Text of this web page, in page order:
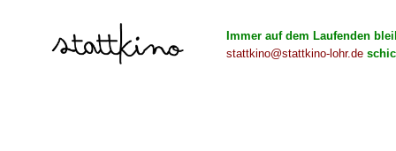
Immer auf dem Laufenden
stattkino@stattkino-lohr.de